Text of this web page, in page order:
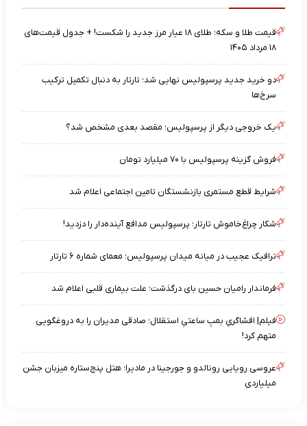
قیمت طلا و سکه؛ طلای ۱۸ عیار مرز جدید را شکست! + جدول قیمت‌های
۱۸ مرداد ۱۴۰۵
دو خرید جدید پرسپولیس نهایی شد؛ تارتار به دنبال تکمیل ترکیب
سرخ‌ها
یک خروجی دیگر از پرسپولیس؛ مقصد بعدی مشخص شد؟
فروش گزینه پرسپولیس با ۷۰ میلیارد تومان
شرایط قطع مستمری بازنشستگان تامین اجتماعی اعلام شد
شکار چراغ‌خاموش تارتار؛ پرسپولیس مدافع آینده‌دار را دزدید!
ترافیک عجیب در میانه میدان پرسپولیس؛ معمای شماره ۶ تارتار
فرماندار رامیان حسین بای درگذشت؛ علت بیماری قلبی اعلام شد
فیلم| افشاگریِ بمبِ ساعتیِ استقلال؛ صادقی مدیران را به دروغگویی
متهم کرد!
عروسی رویایی رونالدو و جورجینا در مادیرا؛ هتل پنج‌ستاره میزبان جشن
میلیاردی